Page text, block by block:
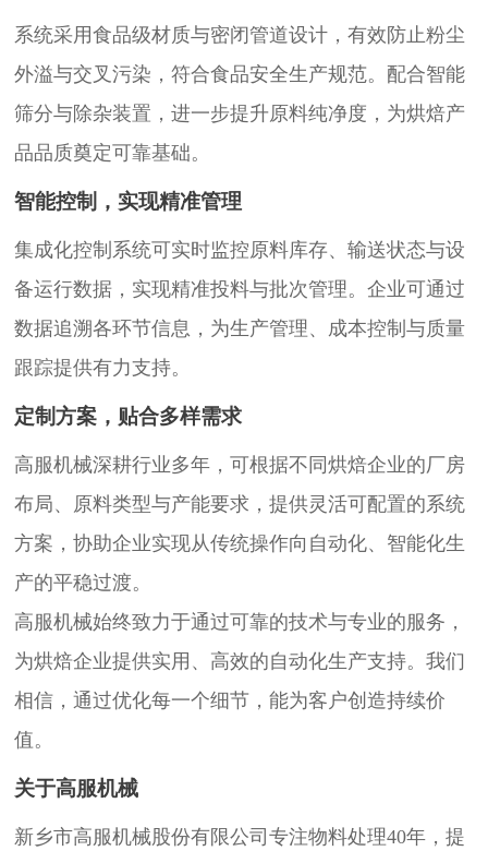
系统采用食品级材质与密闭管道设计，有效防止粉尘
外溢与交叉污染，符合食品安全生产规范。配合智能
筛分与除杂装置，进一步提升原料纯净度，为烘焙产
品品质奠定可靠基础。
智能控制，实现精准管理
集成化控制系统可实时监控原料库存、输送状态与设
备运行数据，实现精准投料与批次管理。企业可通过
数据追溯各环节信息，为生产管理、成本控制与质量
跟踪提供有力支持。
定制方案，贴合多样需求
高服机械深耕行业多年，可根据不同烘焙企业的厂房
布局、原料类型与产能要求，提供灵活可配置的系统
方案，协助企业实现从传统操作向自动化、智能化生
产的平稳过渡。
高服机械始终致力于通过可靠的技术与专业的服务，
为烘焙企业提供实用、高效的自动化生产支持。我们
相信，通过优化每一个细节，能为客户创造持续价
值。
关于高服机械
新乡市高服机械股份有限公司专注物料处理40年，提